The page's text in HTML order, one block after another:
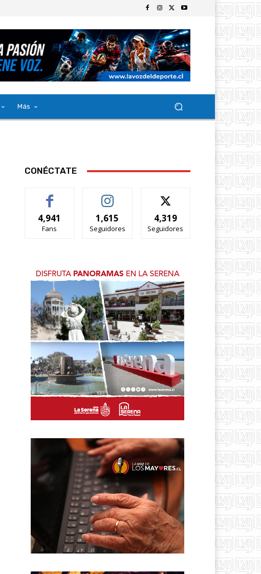
Más
CONÉCTATE
4,941
Fans
1,615
Seguidores
4,319
Seguidores